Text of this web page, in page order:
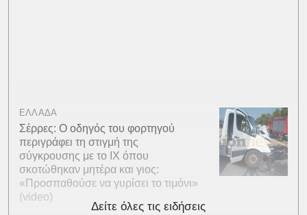
ΕΛΛΑΔΑ
Σέρρες: Ο οδηγός του φορτηγού
περιγράφει τη στιγμή της
σύγκρουσης με το ΙΧ όπου
σκοτώθηκαν μητέρα και γιος:
«Προσπαθούσε να γυρίσει το τιμόνι»
(video)
Δείτε όλες τις ειδήσεις